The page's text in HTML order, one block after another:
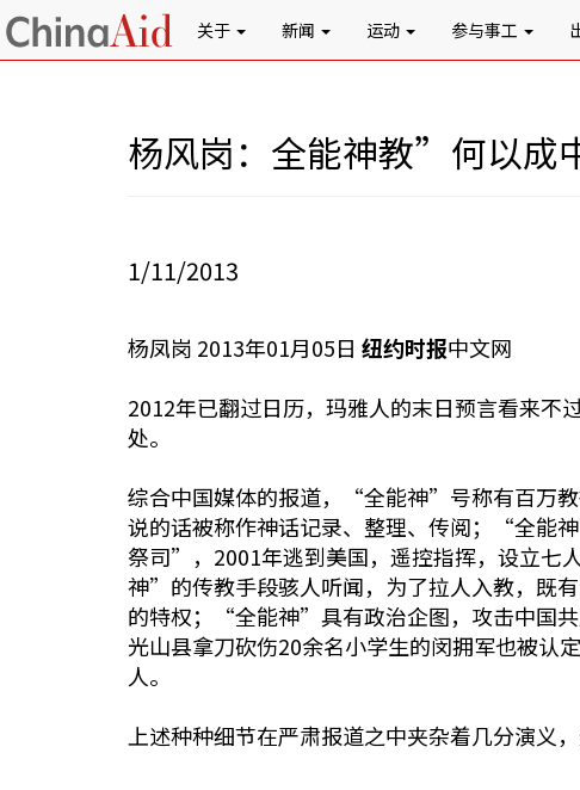
关于 新闻 运动 参与事工
杨风岗：全能神教”何以成
1/11/2013
杨凤岗 2013年01月05日 纽约时报中文网
2012年已翻过日历，玛雅人的末日预言看来
处。
综合中国媒体的报道，“全能神”号称有百万
说的话被称作神话记录、整理、传阅；“全能
祭司”，2001年逃到美国，遥控指挥，设立七
神”的传教手段骇人听闻，为了拉人入教，既
的特权；“全能神”具有政治企图，攻击中国
光山县拿刀砍伤20余名小学生的闵拥军也被认
人。
上述种种细节在严肃报道之中夹杂着几分演